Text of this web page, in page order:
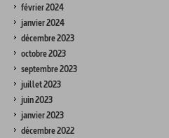
février 2024
janvier 2024
décembre 2023
octobre 2023
septembre 2023
juillet 2023
juin 2023
janvier 2023
décembre 2022